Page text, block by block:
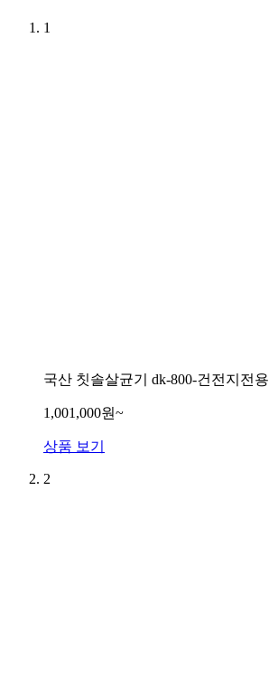
1
국산 칫솔살균기 dk-800-건전지전용
1,001,000원~
상품 보기
2